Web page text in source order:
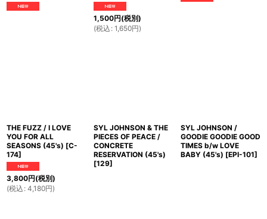
1,500円(税別)
(税込 : 1,650円)
THE FUZZ / I LOVE
YOU FOR ALL
SEASONS (45's) [C-
174]
3,800円(税別)
(税込 : 4,180円)
SYL JOHNSON & THE
PIECES OF PEACE /
CONCRETE
RESERVATION (45's)
[129]
SYL JOHNSON /
GOODIE GOODIE GOOD
TIMES b/w LOVE
BABY (45's) [EPI-101]